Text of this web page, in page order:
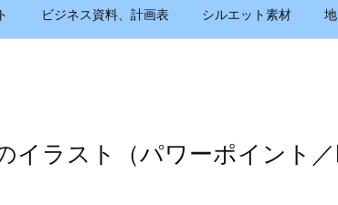
ビジネス資料、計画表 シルエット素材
イラスト（パワーポイント